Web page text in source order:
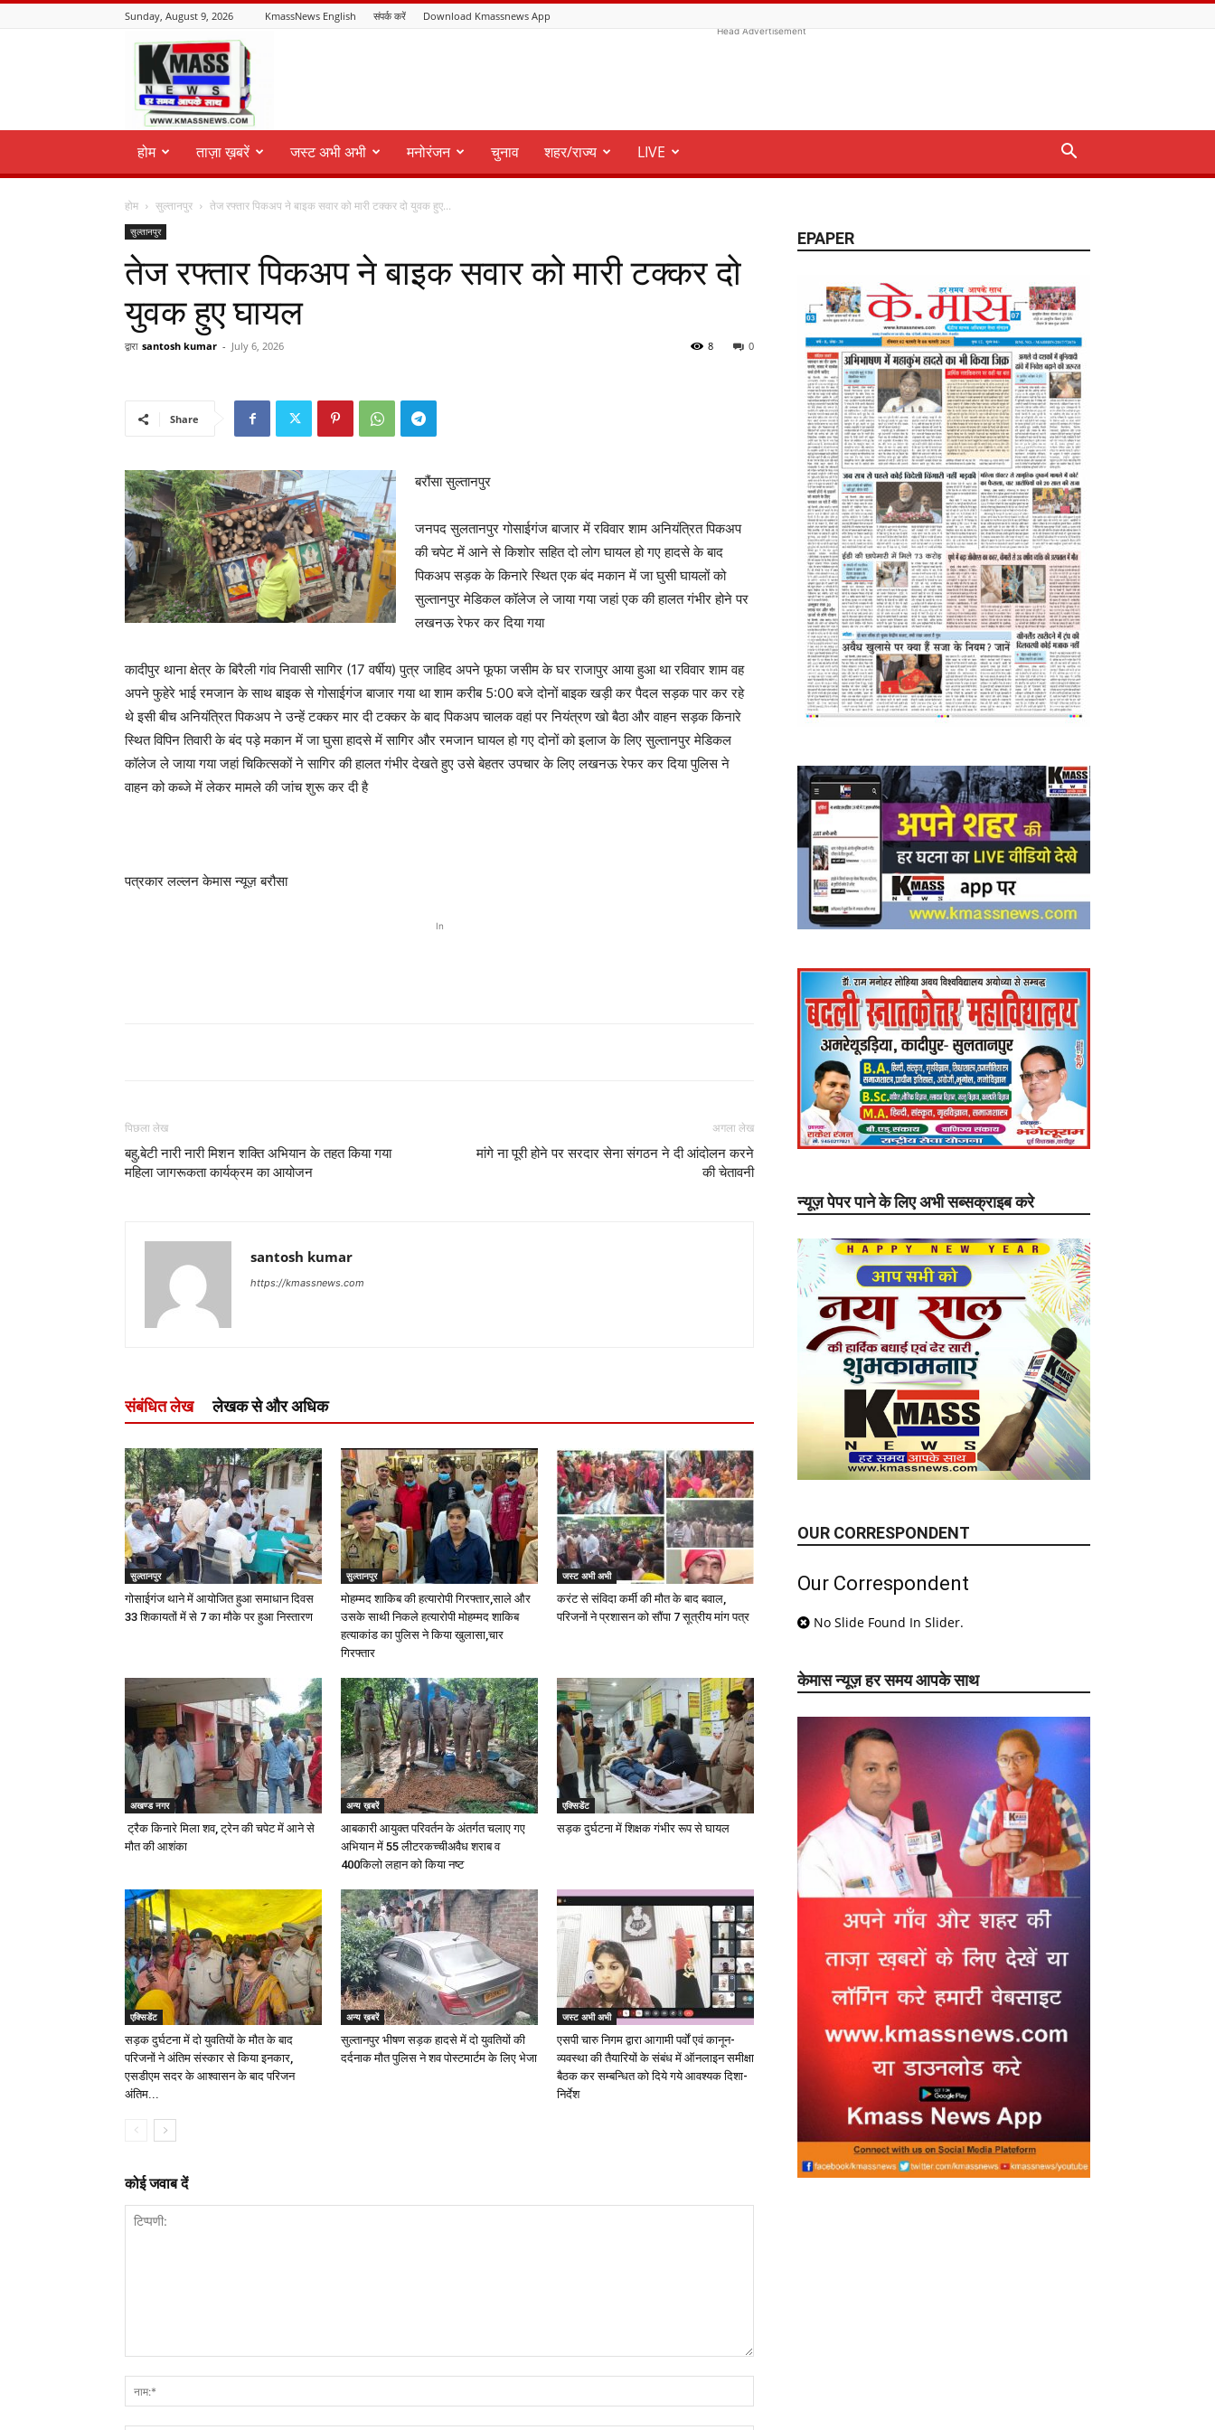
Sunday, August 9, 2026 KmassNews English संपर्क करें Download Kmassnews App
KmassNews
Head Advertisement
होम ताज़ा ख़बरें जस्ट अभी अभी मनोरंजन चुनाव शहर/राज्य LIVE
होम सुल्तानपुर तेज रफ्तार पिकअप ने बाइक सवार को मारी टक्कर दो युवक हुए...
सुल्तानपुर
तेज रफ्तार पिकअप ने बाइक सवार को मारी टक्कर दो
युवक हुए घायल
द्वारा santosh kumar - July 6, 2026 0
8
Share
बरौंसा सुल्तानपुर
जनपद सुलतानपुर गोसाईगंज बाजार में रविवार शाम अनियंत्रित पिकअप
की चपेट में आने से किशोर सहित दो लोग घायल हो गए हादसे के बाद
पिकअप सड़क के किनारे स्थित एक बंद मकान में जा घुसी घायलों को
सुल्तानपुर मेडिकल कॉलेज ले जाया गया जहां एक की हालत गंभीर होने पर
लखनऊ रेफर कर दिया गया
कादीपुर थाना क्षेत्र के बिरैली गांव निवासी सागिर (17 वर्षीय) पुत्र जाहिद अपने फूफा जसीम के घर राजापुर आया हुआ था रविवार शाम वह
अपने फुहेरे भाई रमजान के साथ बाइक से गोसाईगंज बाजार गया था शाम करीब 5:00 बजे दोनों बाइक खड़ी कर पैदल सड़क पार कर रहे
थे इसी बीच अनियंत्रित पिकअप ने उन्हें टक्कर मार दी टक्कर के बाद पिकअप चालक वहां पर नियंत्रण खो बैठा और वाहन सड़क किनारे
स्थित विपिन तिवारी के बंद पड़े मकान में जा घुसा हादसे में सागिर और रमजान घायल हो गए दोनों को इलाज के लिए सुल्तानपुर मेडिकल
कॉलेज ले जाया गया जहां चिकित्सकों ने सागिर की हालत गंभीर देखते हुए उसे बेहतर उपचार के लिए लखनऊ रेफर कर दिया पुलिस ने
वाहन को कब्जे में लेकर मामले की जांच शुरू कर दी है
पत्रकार लल्लन केमास न्यूज़ बरौसा
In
पिछला लेख
बहु,बेटी नारी नारी मिशन शक्ति अभियान के तहत किया गया
महिला जागरूकता कार्यक्रम का आयोजन
अगला लेख
मांगे ना पूरी होने पर सरदार सेना संगठन ने दी आंदोलन करने
की चेतावनी
santosh kumar
https://kmassnews.com
संबंधित लेख लेखक से और अधिक
सुल्तानपुर
गोसाईगंज थाने में आयोजित हुआ समाधान दिवस
33 शिकायतों में से 7 का मौके पर हुआ निस्तारण
सुल्तानपुर
मोहम्मद शाकिब की हत्यारोपी गिरफ्तार,साले और
उसके साथी निकले हत्यारोपी मोहम्मद शाकिब
हत्याकांड का पुलिस ने किया खुलासा,चार
गिरफ्तार
जस्ट अभी अभी
करंट से संविदा कर्मी की मौत के बाद बवाल,
परिजनों ने प्रशासन को सौंपा 7 सूत्रीय मांग पत्र
अखण्ड नगर
ट्रैक किनारे मिला शव, ट्रेन की चपेट में आने से
मौत की आशंका
अन्य ख़बरें
आबकारी आयुक्त परिवर्तन के अंतर्गत चलाए गए
अभियान में 55 लीटरकच्चीअवैध शराब व
400किलो लहान को किया नष्ट
एक्सिडेंट
सड़क दुर्घटना में शिक्षक गंभीर रूप से घायल
एक्सिडेंट
सड़क दुर्घटना में दो युवतियों के मौत के बाद
परिजनों ने अंतिम संस्कार से किया इनकार,
एसडीएम सदर के आश्वासन के बाद परिजन
अंतिम...
अन्य ख़बरें
सुल्तानपुर भीषण सड़क हादसे में दो युवतियों की
दर्दनाक मौत पुलिस ने शव पोस्टमार्टम के लिए भेजा
जस्ट अभी अभी
एसपी चारु निगम द्वारा आगामी पर्वों एवं कानून-
व्यवस्था की तैयारियों के संबंध में ऑनलाइन समीक्षा
बैठक कर सम्बन्धित को दिये गये आवश्यक दिशा-
निर्देश
कोई जवाब दें
EPAPER
न्यूज़ पेपर पाने के लिए अभी सब्सक्राइब करे
OUR CORRESPONDENT
Our Correspondent
No Slide Found In Slider.
केमास न्यूज़ हर समय आपके साथ